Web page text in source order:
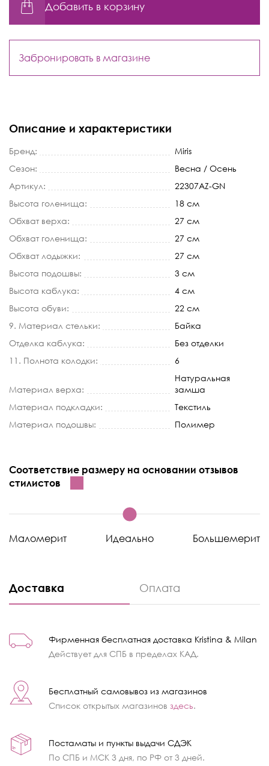
Добавить в корзину
Забронировать в магазине
Описание и характеристики
Бренд:
Miris
Сезон:
Весна / Осень
Артикул:
22307AZ-GN
Высота голенища:
18 см
Обхват верха:
27 см
Обхват голенища:
27 см
Обхват лодыжки:
27 см
Высота подошвы:
3 см
Высота каблука:
4 см
Высота обуви:
22 см
9. Материал стельки:
Байка
Отделка каблука:
Без отделки
11. Полнота колодки:
6
Материал верха:
Натуральная
замша
Материал подкладки:
Текстиль
Материал подошвы:
Полимер
Соответствие размеру на основании отзывов
стилистов
Маломерит Идеально Большемерит
Доставка Оплата
Фирменная бесплатная доставка Kristina & Milan
Действует для СПБ в пределах КАД.
Бесплатный самовывоз из магазинов
Список открытых магазинов здесь.
Постаматы и пункты выдачи СДЭК
По СПБ и МСК 3 дня, по РФ от 3 дней.